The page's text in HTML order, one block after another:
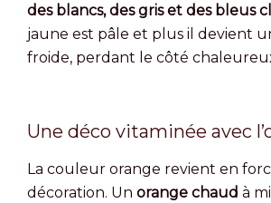
des blancs, des gris et des bleus
jaune est pâle et plus il devient
froide, perdant le côté
Une déco vitaminée avec
La couleur orange revient en
décoration. Un orange chaud à